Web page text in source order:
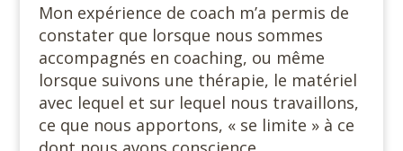
Mon expérience de coach m’a permis de
constater que lorsque nous sommes
accompagnés en coaching, ou même
lorsque suivons une thérapie, le matériel
avec lequel et sur lequel nous travaillons,
ce que nous apportons, « se limite » à ce